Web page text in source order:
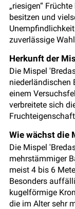
„riesigen“
besitzen und
zuverlässige
Herkunft der
Die Mispel
niederländischen
einem
verbreitete sich
Wie wächst die
Die Mispel
mehrstämmiger
meist 4 bis 6
Besonders
kugelförmige
die im Alter sehr